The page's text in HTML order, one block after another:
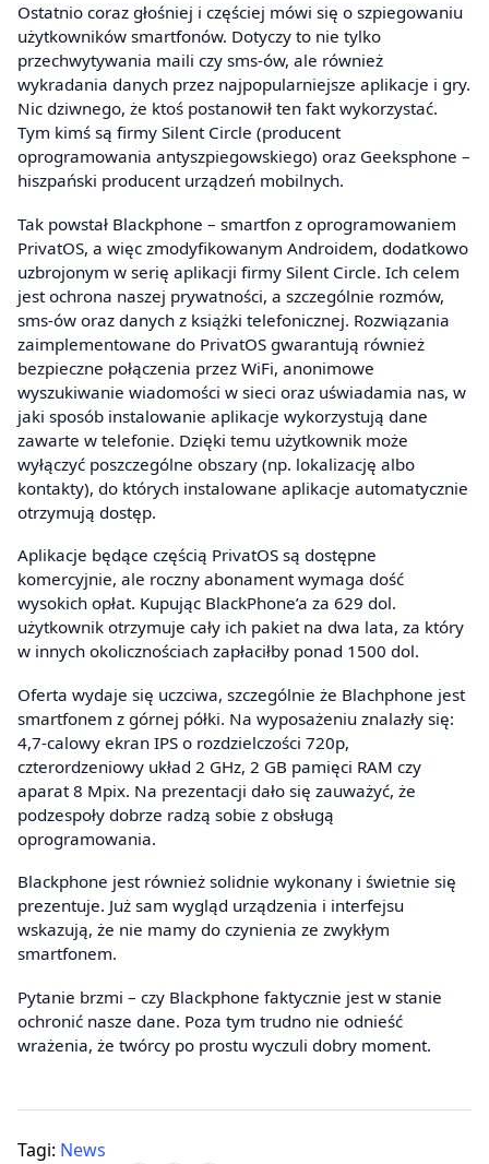
Ostatnio coraz głośniej i częściej mówi się o szpiegowaniu
użytkowników smartfonów. Dotyczy to nie tylko
przechwytywania maili czy sms-ów, ale również
wykradania danych przez najpopularniejsze aplikacje i gry.
Nic dziwnego, że ktoś postanowił ten fakt wykorzystać.
Tym kimś są firmy Silent Circle (producent
oprogramowania antyszpiegowskiego) oraz Geeksphone –
hiszpański producent urządzeń mobilnych.
Tak powstał Blackphone – smartfon z oprogramowaniem
PrivatOS, a więc zmodyfikowanym Androidem, dodatkowo
uzbrojonym w serię aplikacji firmy Silent Circle. Ich celem
jest ochrona naszej prywatności, a szczególnie rozmów,
sms-ów oraz danych z książki telefonicznej. Rozwiązania
zaimplementowane do PrivatOS gwarantują również
bezpieczne połączenia przez WiFi, anonimowe
wyszukiwanie wiadomości w sieci oraz uświadamia nas, w
jaki sposób instalowanie aplikacje wykorzystują dane
zawarte w telefonie. Dzięki temu użytkownik może
wyłączyć poszczególne obszary (np. lokalizację albo
kontakty), do których instalowane aplikacje automatycznie
otrzymują dostęp.
Aplikacje będące częścią PrivatOS są dostępne
komercyjnie, ale roczny abonament wymaga dość
wysokich opłat. Kupując BlackPhone’a za 629 dol.
użytkownik otrzymuje cały ich pakiet na dwa lata, za który
w innych okolicznościach zapłaciłby ponad 1500 dol.
Oferta wydaje się uczciwa, szczególnie że Blachphone jest
smartfonem z górnej półki. Na wyposażeniu znalazły się:
4,7-calowy ekran IPS o rozdzielczości 720p,
czterordzeniowy układ 2 GHz, 2 GB pamięci RAM czy
aparat 8 Mpix. Na prezentacji dało się zauważyć, że
podzespoły dobrze radzą sobie z obsługą
oprogramowania.
Blackphone jest również solidnie wykonany i świetnie się
prezentuje. Już sam wygląd urządzenia i interfejsu
wskazują, że nie mamy do czynienia ze zwykłym
smartfonem.
Pytanie brzmi – czy Blackphone faktycznie jest w stanie
ochronić nasze dane. Poza tym trudno nie odnieść
wrażenia, że twórcy po prostu wyczuli dobry moment.
Tagi: News